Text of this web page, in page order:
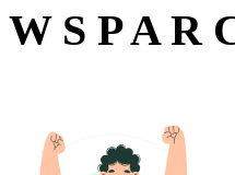
W S P A R